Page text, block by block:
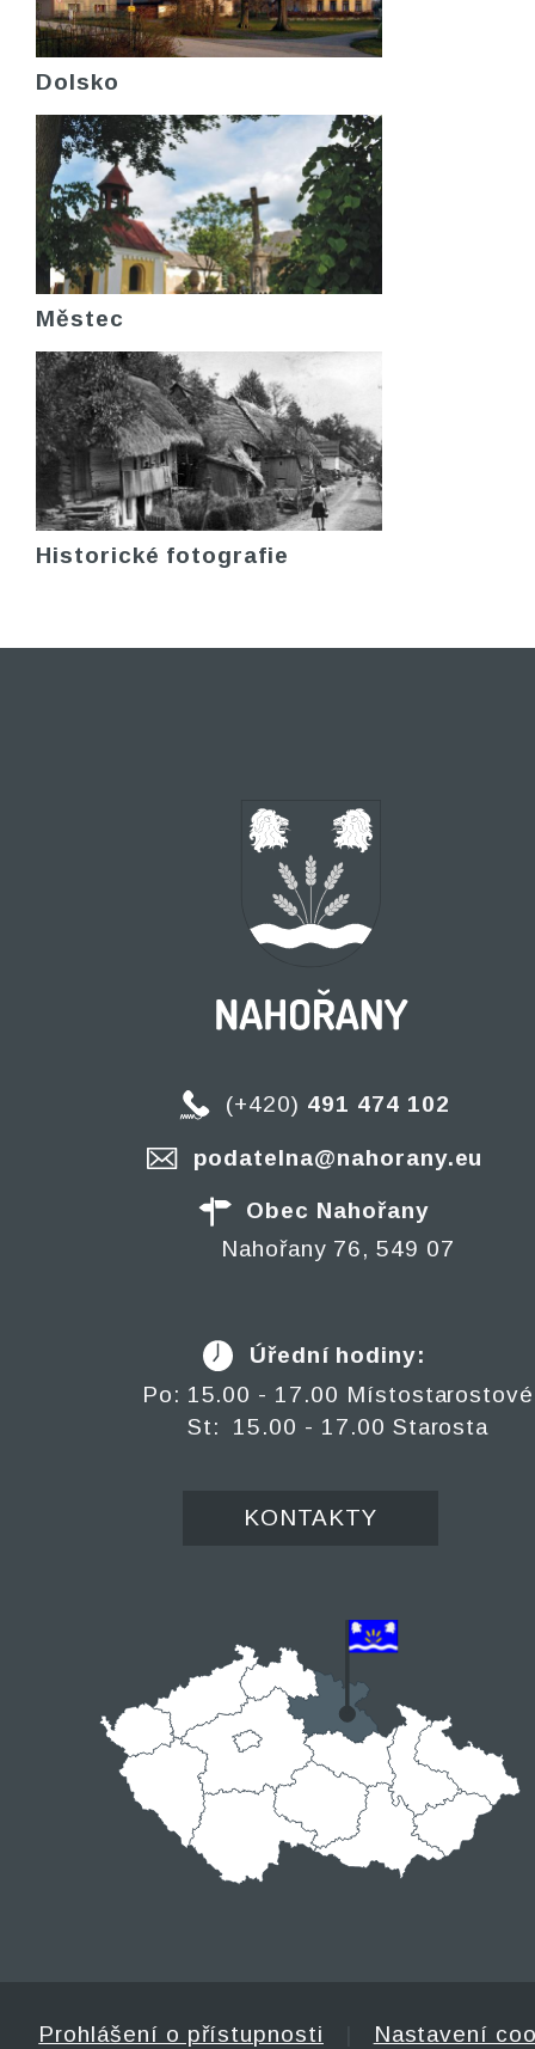
Dolsko
Městec
Historické fotografie
(+420) 491 474 102
podatelna@nahorany.eu
Obec Nahořany
Nahořany 76, 549 07
Úřední hodiny:
Po: 15.00 - 17.00 Místostarostové
St: 15.00 - 17.00 Starosta
KONTAKTY
Prohlášení o přístupnosti
Nastavení